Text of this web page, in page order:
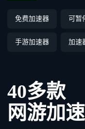
免费加速器 可暂
手游加速器 加速
40多款
网游加